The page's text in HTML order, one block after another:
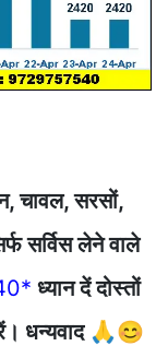
चावल, सरसों,
सर्विस लेने वाले
ध्यान दें दोस्तों
धन्यवाद 🙏😊